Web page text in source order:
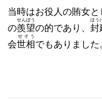
当時はお役人の賄女と
の羨望
せんぼう
の的であり、 封
ほう
会世相
せそう
でもありました